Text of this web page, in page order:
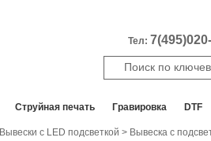
Тел:
Cтруйная печать Гравировка DTF
Вывески с LED подсветкой > Вывеска с